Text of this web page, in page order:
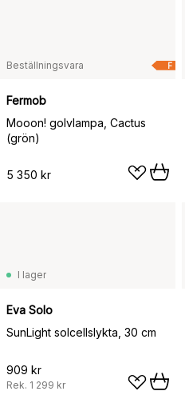
F
Beställningsvara
Fermob
Mooon! golvlampa, Cactus
(grön)
5 350 kr
I lager
Eva Solo
SunLight solcellslykta, 30 cm
909 kr
Rek. 1 299 kr